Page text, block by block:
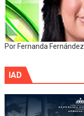
Por Fernanda Fernández
IAD